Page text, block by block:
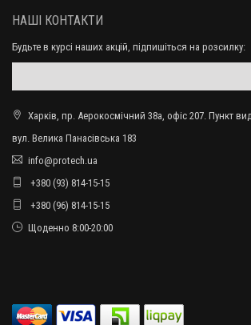
НАШІ КОНТАКТИ
Будьте в курсі наших акцій, підпишіться на розсилку:
Харків, пр. Аерокосмічний 38а, офіс 207. Пункт
вул. Велика Панасівська 183
info@protech.ua
+380 (93) 814-15-15
+380 (96) 814-15-15
Щоденно 8:00-20:00